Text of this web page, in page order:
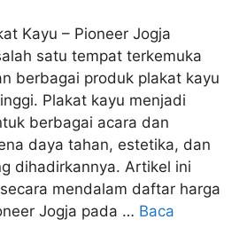
Kayu – Pioneer Jogja
satu tempat terkemuka
berbagai produk plakat kayu
Plakat kayu menjadi
berbagai acara dan
daya tahan, estetika, dan
dihadirkannya. Artikel ini
mendalam daftar harga
Jogja pada … Baca